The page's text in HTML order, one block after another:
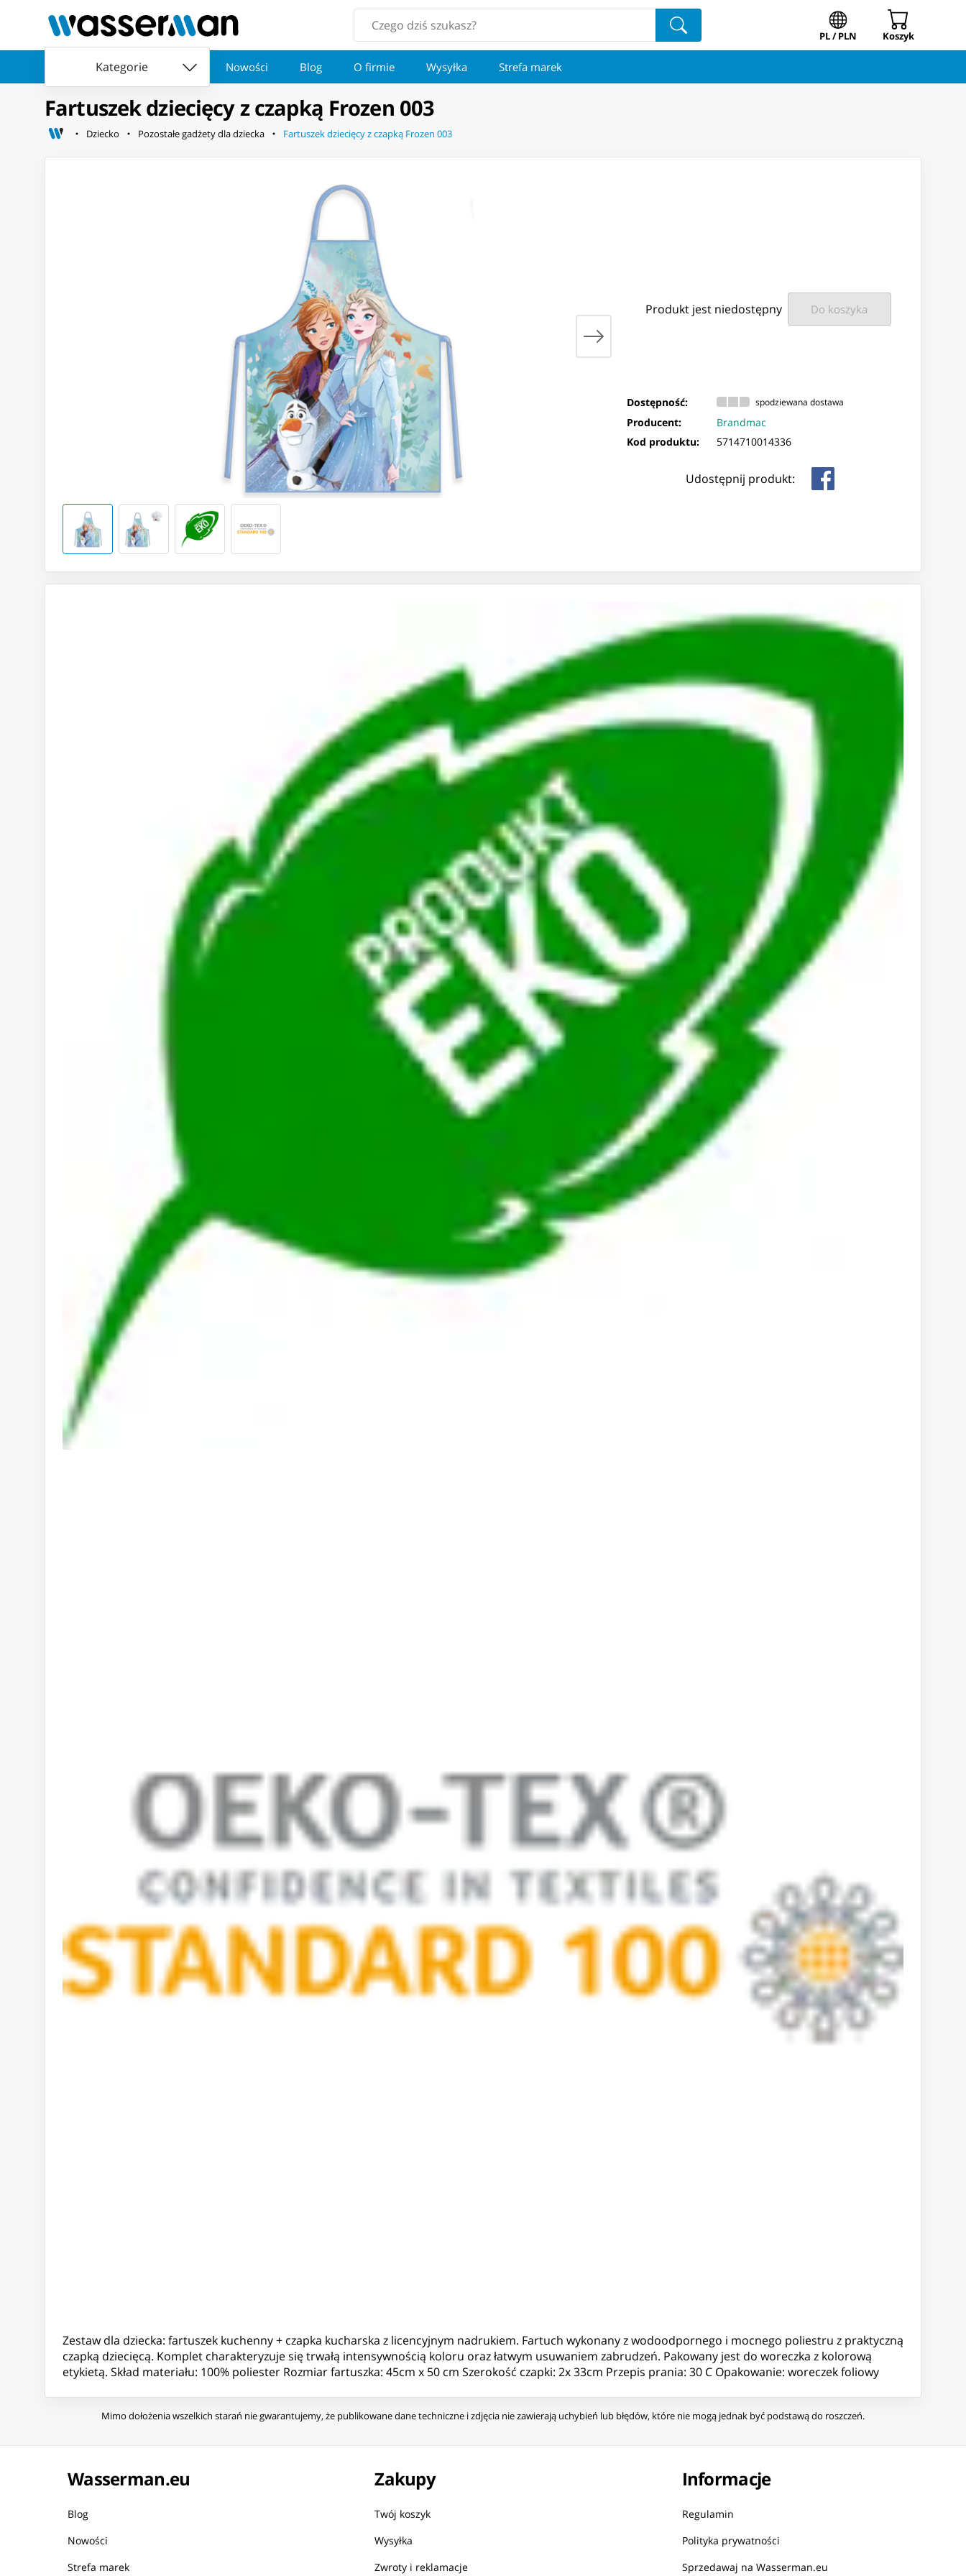
PL / PLN Koszyk
Kategorie Nowości Blog O firmie Wysyłka Strefa marek
Fartuszek dziecięcy z czapką Frozen 003
Dziecko Pozostałe gadżety dla dziecka Fartuszek dziecięcy z czapką Frozen 003
Produkt jest niedostępny Do koszyka
Dostępność: spodziewana dostawa
Producent:
Brandmac
Kod produktu:
5714710014336
Udostępnij produkt:
Zestaw dla dziecka: fartuszek kuchenny + czapka kucharska z licencyjnym nadrukiem. Fartuch wykonany z wodoodpornego i mocnego poliestru z praktyczną
czapką dziecięcą. Komplet charakteryzuje się trwałą intensywnością koloru oraz łatwym usuwaniem zabrudzeń. Pakowany jest do woreczka z kolorową
etykietą. Skład materiału: 100% poliester Rozmiar fartuszka: 45cm x 50 cm Szerokość czapki: 2x 33cm Przepis prania: 30 C Opakowanie: woreczek foliowy
Mimo dołożenia wszelkich starań nie gwarantujemy, że publikowane dane techniczne i zdjęcia nie zawierają uchybień lub błędów, które nie mogą jednak być podstawą do roszczeń.
Wasserman.eu
Blog
Nowości
Strefa marek
Zakupy
Twój koszyk
Wysyłka
Zwroty i reklamacje
Informacje
Regulamin
Polityka prywatności
Sprzedawaj na Wasserman.eu